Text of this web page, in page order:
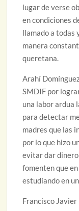
lugar de verse
en condiciones
llamado a todas
manera
queretana.
Arahí
SMDIF por
una labor ardua
para detectar
madres que las
por lo que hizo
evitar dar dinero
fomenten que
estudiando en
Francisco